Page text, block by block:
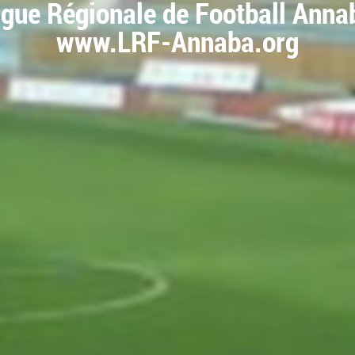
Régionale de Football
www.LRF-Annaba.org